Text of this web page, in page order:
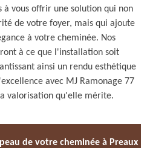
à vous offrir une solution qui non
de votre foyer, mais qui ajoute
à votre cheminée. Nos
à ce que l'installation soit
ainsi un rendu esthétique
avec MJ Ramonage 77
valorisation qu'elle mérite.
de votre cheminée à Preaux